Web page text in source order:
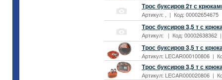
Трос буксиров 2т с
Артикул: , | Код:
Трос буксиров 3,5 т с
Артикул: | Код: 00002638362
Трос буксиров 3,5 т с
Артикул: LECAR000100806 |
Трос буксиров 3,5 т с
Артикул: LECAR000020806 |